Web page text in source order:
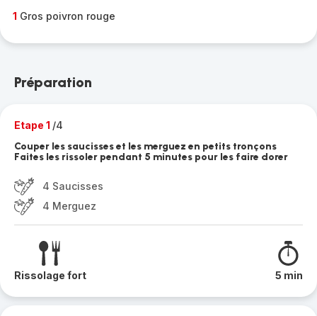
1 Gros poivron rouge
Préparation
Etape 1 /4
Couper les saucisses et les merguez en petits tronçons
Faites les rissoler pendant 5 minutes pour les faire dorer
4 Saucisses
4 Merguez
Rissolage fort 5 min